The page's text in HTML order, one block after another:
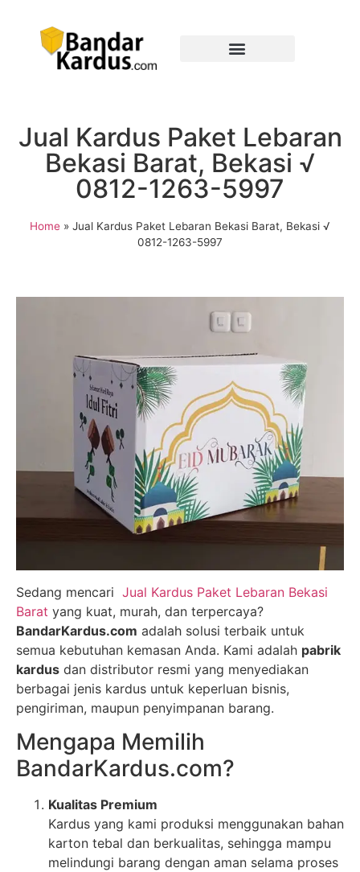
Jual Kardus Paket Lebaran
Bekasi Barat, Bekasi √
0812-1263-5997
Home » Jual Kardus Paket Lebaran Bekasi Barat, Bekasi √
0812-1263-5997
Sedang mencari Jual Kardus Paket Lebaran Bekasi
Barat yang kuat, murah, dan terpercaya?
BandarKardus.com adalah solusi terbaik untuk
semua kebutuhan kemasan Anda. Kami adalah pabrik
kardus dan distributor resmi yang menyediakan
berbagai jenis kardus untuk keperluan bisnis,
pengiriman, maupun penyimpanan barang.
Mengapa Memilih
BandarKardus.com?
Kualitas Premium
Kardus yang kami produksi menggunakan bahan
karton tebal dan berkualitas, sehingga mampu
melindungi barang dengan aman selama proses